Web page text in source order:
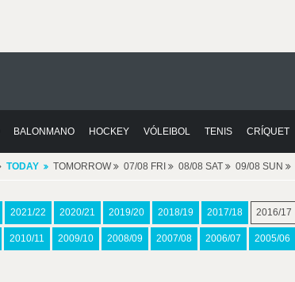
BALONMANO HOCKEY VÓLEIBOL TENIS CRÍQUET
TODAY TOMORROW 07/08 FRI 08/08 SAT 09/08 SUN
2021/22 2020/21 2019/20 2018/19 2017/18 2016/17
2010/11 2009/10 2008/09 2007/08 2006/07 2005/06